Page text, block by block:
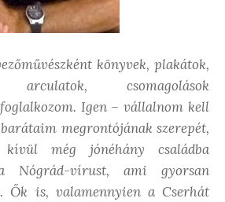
könyvek, plakátok,
arculatok, csomagolások
Igen – vállalnom kell
megrontójának szerepét,
még jónéhány családba
Nógrád-vírust, ami gyorsan
Ők is, valamennyien a Cserhát